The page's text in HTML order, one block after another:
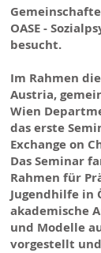
OASE -
besucht.
Im Rahmen
Austria,
Wien
das erste
Exchange on
Das Seminar
Rahmen für
Jugendhilfe in
akademische
und Modelle
vorgestellt